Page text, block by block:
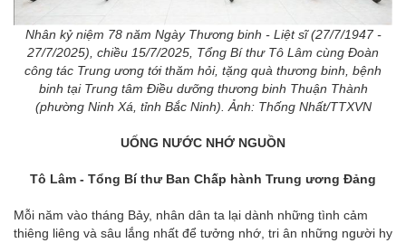
Nhân kỷ niệm 78 năm Ngày Thương binh - Liệt sĩ (27/7/1947 -
27/7/2025), chiều 15/7/2025, Tổng Bí thư Tô Lâm cùng Đoàn
công tác Trung ương tới thăm hỏi, tặng quà thương binh, bệnh
binh tại Trung tâm Điều dưỡng thương binh Thuận Thành
(phường Ninh Xá, tỉnh Bắc Ninh). Ảnh: Thống Nhất/TTXVN
UỐNG NƯỚC NHỚ NGUỒN
Tô Lâm - Tổng Bí thư Ban Chấp hành Trung ương Đảng
Mỗi năm vào tháng Bảy, nhân dân ta lại dành những tình cảm
thiêng liêng và sâu lắng nhất để tưởng nhớ, tri ân những người hy